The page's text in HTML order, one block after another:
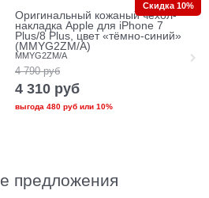
Оригинальный кожаный чехол-
накладка Apple для iPhone 7
Plus/8 Plus, цвет «тёмно-синий»
(MMYG2ZM/A)
MMYG2ZM/A
4 790 руб
4 310 руб
выгода 480 рубили 10%
Скидка 10%
предложения